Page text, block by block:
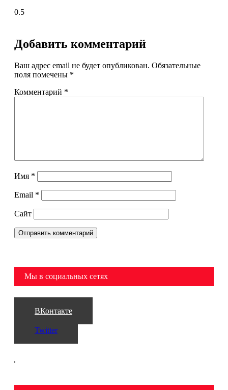
Добавить комментарий
Ваш адрес email не будет опубликован. Обязательные
поля помечены *
Комментарий *
Имя *
Email *
Сайт
Мы в социальных сетях
ВКонтакте
Twitter